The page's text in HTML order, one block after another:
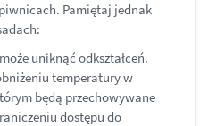
Pamiętaj jednak
uniknąć odkształceń.
temperatury w
będą przechowywane
dostępu do